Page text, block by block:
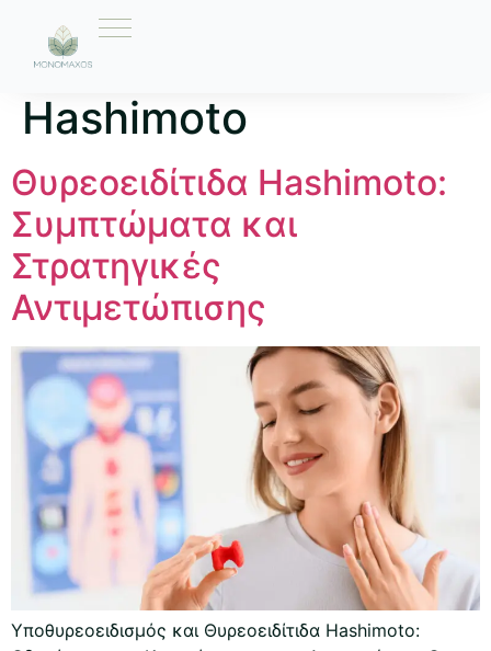
Ετικέτα:
Hashimoto
Θυρεοειδίτιδα Hashimoto:
Συμπτώματα και
Στρατηγικές
Αντιμετώπισης
Υποθυρεοειδισμός και Θυρεοειδίτιδα Hashimoto: